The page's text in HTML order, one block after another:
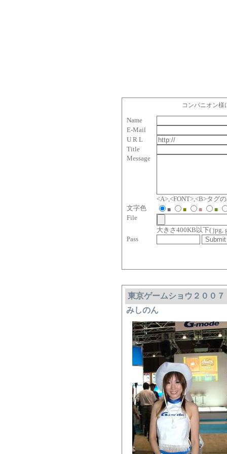
コンパニオン
Name
E-Mail
U R L
Title
Message
<A>,<FONT>,<B>タグ
文字色
■ ■ ■ ■
File
大きさ400KB以下( jpg,
Pass
東京ゲームショウ２００
みしのん